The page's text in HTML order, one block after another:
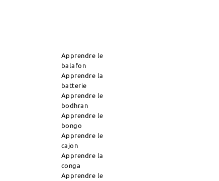
Apprendre le
balafon
Apprendre la
batterie
Apprendre le
bodhran
Apprendre le
bongo
Apprendre le
cajon
Apprendre la
conga
Apprendre le